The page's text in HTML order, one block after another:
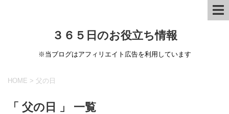
３６５日のお役立ち情報
※当ブログはアフィリエイト広告を利用しています
HOME > 父の日
「 父の日 」 一覧